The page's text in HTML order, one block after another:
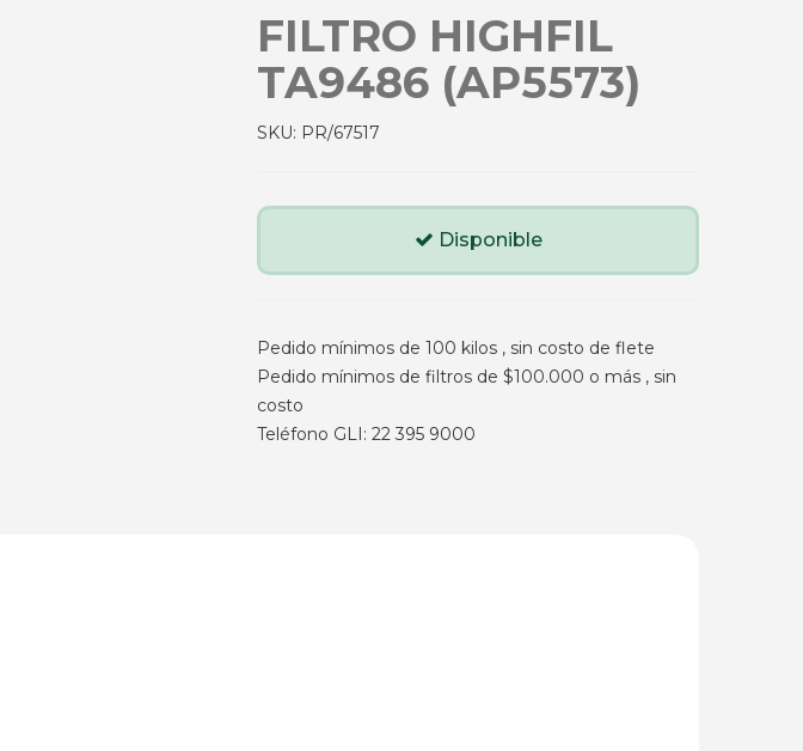
FILTRO HIGHFIL
TA9486 (AP5573)
SKU: PR/67517
Disponible
Pedido mínimos de 100 kilos , sin costo de flete
Pedido mínimos de filtros de $100.000 o más , sin
costo
Teléfono GLI: 22 395 9000